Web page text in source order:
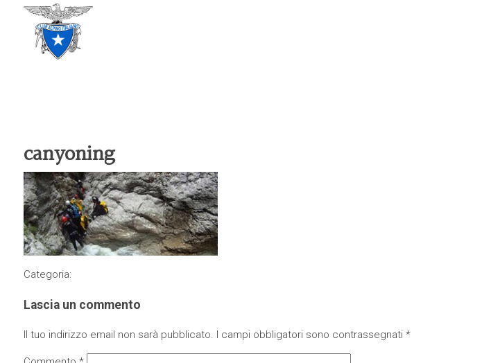
canyoning
Categoria:
Lascia un commento
Il tuo indirizzo email non sarà pubblicato. I campi obbligatori sono contrassegnati *